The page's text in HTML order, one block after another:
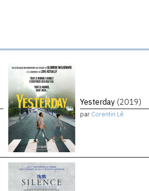
Yesterday (2019)
par Corentin Lê